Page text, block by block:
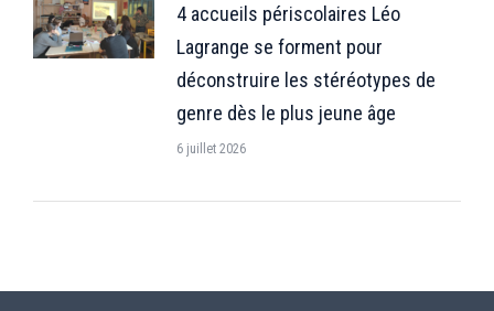
4 accueils périscolaires Léo
Lagrange se forment pour
déconstruire les stéréotypes de
genre dès le plus jeune âge
6 juillet 2026